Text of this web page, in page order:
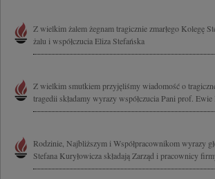
Z wielkim żalem żegnam tragicznie zmarłego Kolegę
żalu i współczucia Eliza Stefańska
Z wielkim smutkiem przyjęliśmy wiadomość o
tragedii składamy wyrazy współczucia Pani prof.
Rodzinie, Najbliższym i Współpracownikom wyrazy
Stefana Kuryłowicza składają Zarząd i pracownicy